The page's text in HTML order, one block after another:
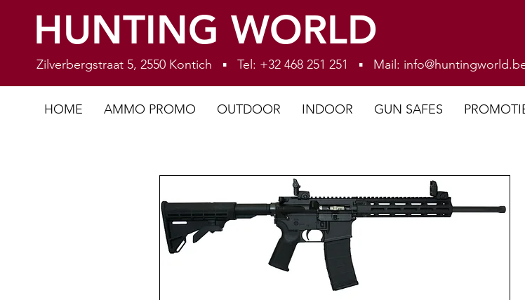
Zilverbergstraat 5, 2550 Kontich ▪ Tel: +32 468 251 251 ▪ Mail:
HUNTING WORLD
HOME AMMO PROMO OUTDOOR INDOOR GUN SAFES